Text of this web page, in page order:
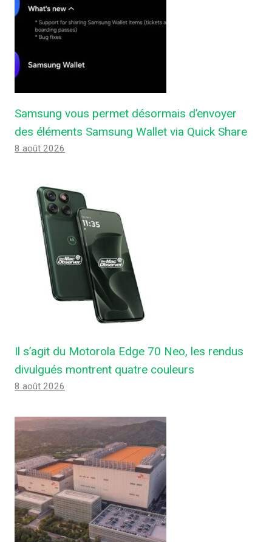
Samsung vous permet désormais d’envoyer
des éléments Samsung Wallet via Quick Share
8 août 2026
Il s’agit du Motorola Edge 70 Neo, les rendus
divulgués montrent quatre couleurs
8 août 2026